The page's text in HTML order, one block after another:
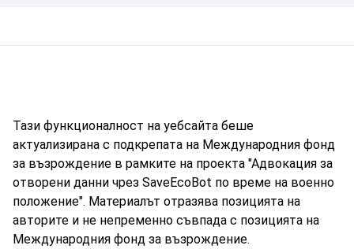
Тази функционалност на уебсайта беше
актуализирана с подкрепата на Международния фонд
за възрождение в рамките на проекта "Адвокация за
отворени данни чрез SaveEcoBot по време на военно
положение". Материалът отразява позицията на
авторите и не непременно съвпада с позицията на
Международния фонд за възрождение.